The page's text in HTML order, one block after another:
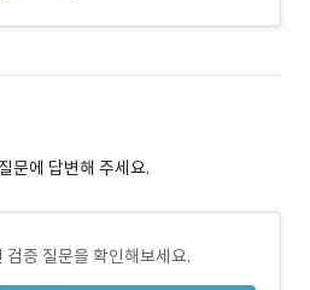
문에 답변해 주세요.
검증 질문을 확인해보세요.